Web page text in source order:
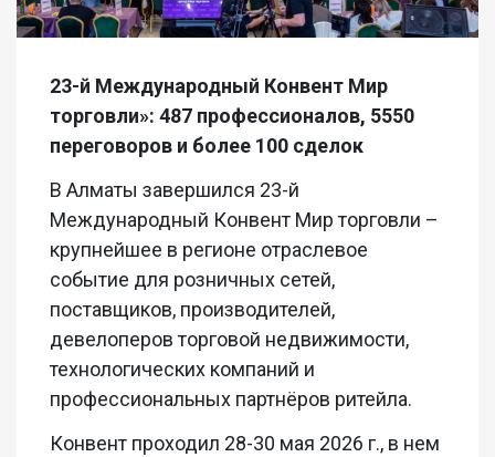
23-й Международный Конвент Мир
торговли»: 487 профессионалов, 5550
переговоров и более 100 сделок
В Алматы завершился 23-й
Международный Конвент Мир торговли –
крупнейшее в регионе отраслевое
событие для розничных сетей,
поставщиков, производителей,
девелоперов торговой недвижимости,
технологических компаний и
профессиональных партнёров ритейла.
Конвент проходил 28-30 мая 2026 г., в нем